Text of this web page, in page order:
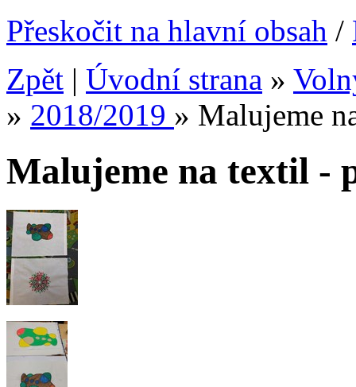
Přeskočit na hlavní obsah /
Zpět | Úvodní strana »
» 2018/2019 » Malujeme
Malujeme na textil -